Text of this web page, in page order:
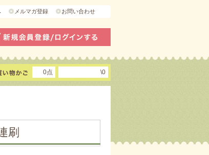
メルマガ登録 お問い合わせ
0点 \0
刷